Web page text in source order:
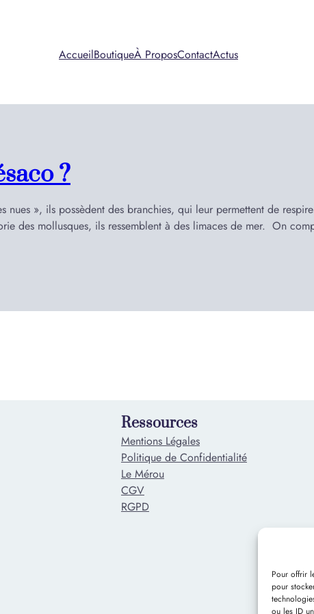
Pour offrir
pour
ou les ID
AccueilBoutiqueÀ ProposContactActus
?
», ils possèdent des branchies, qui leur permettent de
des mollusques, ils ressemblent à des limaces de mer. On
Ressources
Mentions Légales
Politique de Confidentialité
Le Mérou
CGV
RGPD